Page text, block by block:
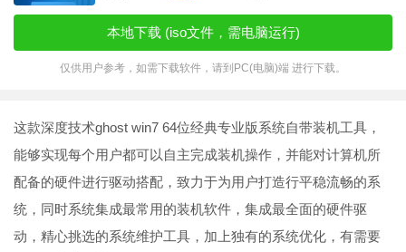
本地下载 (iso文件，需电脑运行)
仅供用户参考，如需下载软件，请到PC(电脑)端 进行下载。
这款深度技术ghost win7 64位经典专业版系统自带装机工具，
能够实现每个用户都可以自主完成装机操作，并能对计算机所
配备的硬件进行驱动搭配，致力于为用户打造行平稳流畅的系
统，同时系统集成最常用的装机软件，集成最全面的硬件驱
动，精心挑选的系统维护工具，加上独有的系统优化，有需要